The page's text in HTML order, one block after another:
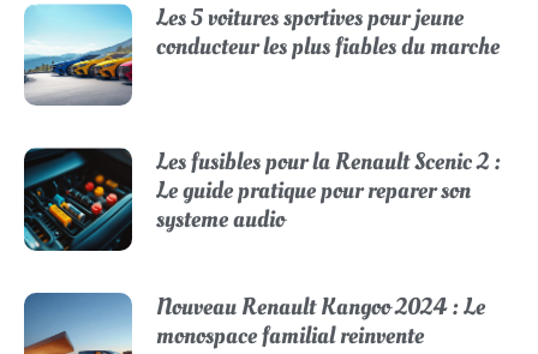
Les 5 voitures sportives pour jeune
conducteur les plus fiables du marche
Les fusibles pour la Renault Scenic 2 :
Le guide pratique pour reparer son
systeme audio
Nouveau Renault Kangoo 2024 : Le
monospace familial reinvente